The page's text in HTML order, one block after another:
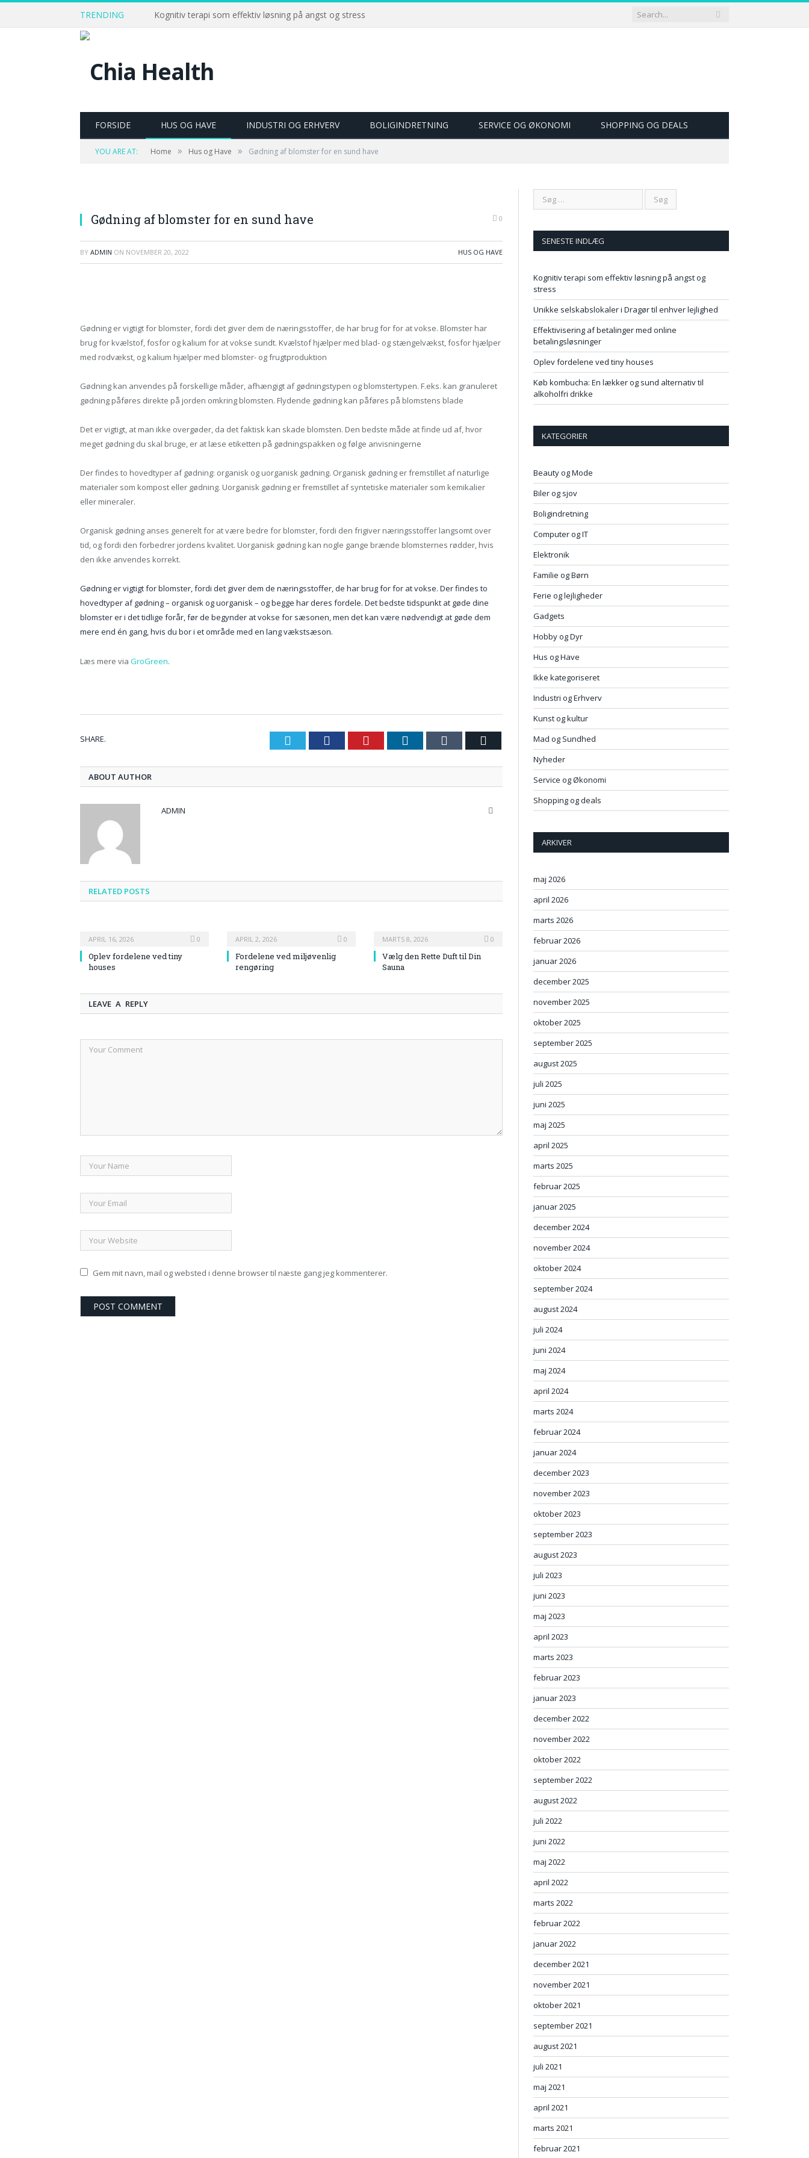
TRENDING Kognitiv terapi som effektiv løsning på angst og stress
FORSIDE HUS OG HAVE INDUSTRI OG ERHVERV BOLIGINDRETNING SERVICE OG ØKONOMI SHOPPING OG DEALS
YOU ARE AT: Home » Hus og Have » Gødning af blomster for en sund have
Gødning af blomster for en sund have 0
BY ADMIN ON NOVEMBER 20, 2022 HUS OG HAVE
Gødning er vigtigt for blomster, fordi det giver dem de næringsstoffer, de har brug for for at vokse. Blomster har
brug for kvælstof, fosfor og kalium for at vokse sundt. Kvælstof hjælper med blad- og stængelvækst, fosfor hjælper
med rodvækst, og kalium hjælper med blomster- og frugtproduktion
Gødning kan anvendes på forskellige måder, afhængigt af gødningstypen og blomstertypen. F.eks. kan granuleret
gødning påføres direkte på jorden omkring blomsten. Flydende gødning kan påføres på blomstens blade
Det er vigtigt, at man ikke overgøder, da det faktisk kan skade blomsten. Den bedste måde at finde ud af, hvor
meget gødning du skal bruge, er at læse etiketten på gødningspakken og følge anvisningerne
Der findes to hovedtyper af gødning: organisk og uorganisk gødning. Organisk gødning er fremstillet af naturlige
materialer som kompost eller gødning. Uorganisk gødning er fremstillet af syntetiske materialer som kemikalier
eller mineraler.
Organisk gødning anses generelt for at være bedre for blomster, fordi den frigiver næringsstoffer langsomt over
tid, og fordi den forbedrer jordens kvalitet. Uorganisk gødning kan nogle gange brænde blomsternes rødder, hvis
den ikke anvendes korrekt.
Gødning er vigtigt for blomster, fordi det giver dem de næringsstoffer, de har brug for for at vokse. Der findes to
hovedtyper af gødning – organisk og uorganisk – og begge har deres fordele. Det bedste tidspunkt at gøde dine
blomster er i det tidlige forår, før de begynder at vokse for sæsonen, men det kan være nødvendigt at gøde dem
mere end én gang, hvis du bor i et område med en lang vækstsæson.
Læs mere via GroGreen.
SHARE. Twitter Facebook Pinterest LinkedIn Tumblr
ABOUT AUTHOR
ADMIN
RELATED POSTS
APRIL 16, 2026 0
Oplev fordelene ved tiny
houses
APRIL 2, 2026 0
Fordelene ved miljøvenlig
rengøring
MARTS 8, 2026 0
Vælg den Rette Duft til Din
Sauna
LEAVE A REPLY
Gem mit navn, mail og websted i denne browser til næste gang jeg kommenterer.
SENESTE INDLÆG
Kognitiv terapi som effektiv løsning på angst og
stress
Unikke selskabslokaler i Dragør til enhver lejlighed
Effektivisering af betalinger med online
betalingsløsninger
Oplev fordelene ved tiny houses
Køb kombucha: En lækker og sund alternativ til
alkoholfri drikke
KATEGORIER
Beauty og Mode
Biler og sjov
Boligindretning
Computer og IT
Elektronik
Familie og Børn
Ferie og lejligheder
Gadgets
Hobby og Dyr
Hus og Have
Ikke kategoriseret
Industri og Erhverv
Kunst og kultur
Mad og Sundhed
Nyheder
Service og Økonomi
Shopping og deals
ARKIVER
maj 2026
april 2026
marts 2026
februar 2026
januar 2026
december 2025
november 2025
oktober 2025
september 2025
august 2025
juli 2025
juni 2025
maj 2025
april 2025
marts 2025
februar 2025
januar 2025
december 2024
november 2024
oktober 2024
september 2024
august 2024
juli 2024
juni 2024
maj 2024
april 2024
marts 2024
februar 2024
januar 2024
december 2023
november 2023
oktober 2023
september 2023
august 2023
juli 2023
juni 2023
maj 2023
april 2023
marts 2023
februar 2023
januar 2023
december 2022
november 2022
oktober 2022
september 2022
august 2022
juli 2022
juni 2022
maj 2022
april 2022
marts 2022
februar 2022
januar 2022
december 2021
november 2021
oktober 2021
september 2021
august 2021
juli 2021
maj 2021
april 2021
marts 2021
februar 2021